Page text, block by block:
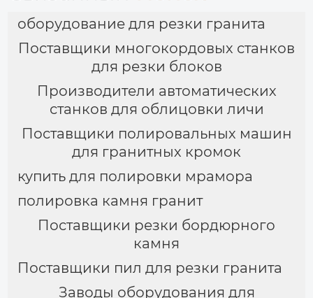
оборудование для резки гранита
Поставщики многокордовых станков
для резки блоков
Производители автоматических
станков для облицовки личи
Поставщики полировальных машин
для гранитных кромок
купить для полировки мрамора
полировка камня гранит
Поставщики резки бордюрного
камня
Поставщики пил для резки гранита
Заводы оборудования для